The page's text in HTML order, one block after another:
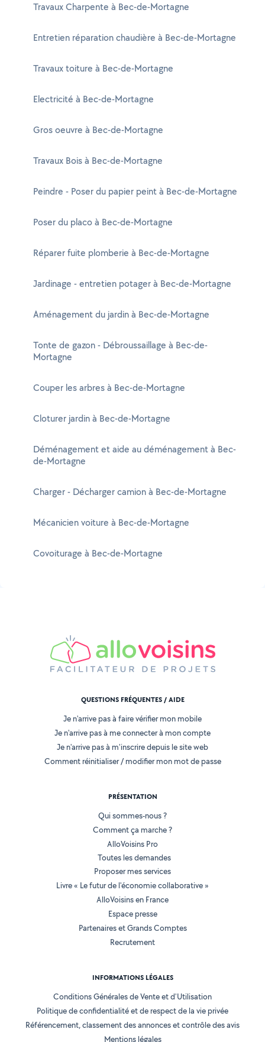
Travaux Charpente à Bec-de-Mortagne
Entretien réparation chaudière à Bec-de-Mortagne
Travaux toiture à Bec-de-Mortagne
Electricité à Bec-de-Mortagne
Gros oeuvre à Bec-de-Mortagne
Travaux Bois à Bec-de-Mortagne
Peindre - Poser du papier peint à Bec-de-Mortagne
Poser du placo à Bec-de-Mortagne
Réparer fuite plomberie à Bec-de-Mortagne
Jardinage - entretien potager à Bec-de-Mortagne
Aménagement du jardin à Bec-de-Mortagne
Tonte de gazon - Débroussaillage à Bec-de-
Mortagne
Couper les arbres à Bec-de-Mortagne
Cloturer jardin à Bec-de-Mortagne
Déménagement et aide au déménagement à Bec-
de-Mortagne
Charger - Décharger camion à Bec-de-Mortagne
Mécanicien voiture à Bec-de-Mortagne
Covoiturage à Bec-de-Mortagne
QUESTIONS FRÉQUENTES / AIDE
Je n'arrive pas à faire vérifier mon mobile
Je n'arrive pas à me connecter à mon compte
Je n'arrive pas à m'inscrire depuis le site web
Comment réinitialiser / modifier mon mot de passe
PRÉSENTATION
Qui sommes-nous ?
Comment ça marche ?
AlloVoisins Pro
Toutes les demandes
Proposer mes services
Livre « Le futur de l'économie collaborative »
AlloVoisins en France
Espace presse
Partenaires et Grands Comptes
Recrutement
INFORMATIONS LÉGALES
Conditions Générales de Vente et d'Utilisation
Politique de confidentialité et de respect de la vie privée
Référencement, classement des annonces et contrôle des avis
Mentions légales